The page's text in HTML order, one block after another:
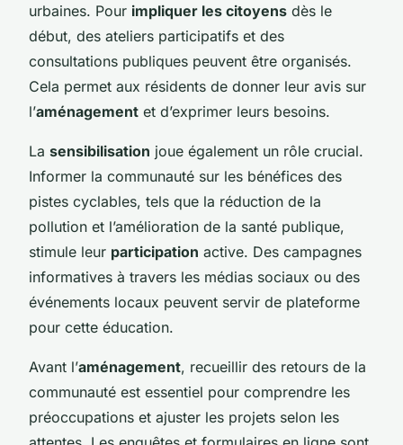
urbaines. Pour impliquer les citoyens dès le
début, des ateliers participatifs et des
consultations publiques peuvent être organisés.
Cela permet aux résidents de donner leur avis sur
l’aménagement et d’exprimer leurs besoins.
La sensibilisation joue également un rôle crucial.
Informer la communauté sur les bénéfices des
pistes cyclables, tels que la réduction de la
pollution et l’amélioration de la santé publique,
stimule leur participation active. Des campagnes
informatives à travers les médias sociaux ou des
événements locaux peuvent servir de plateforme
pour cette éducation.
Avant l’aménagement, recueillir des retours de la
communauté est essentiel pour comprendre les
préoccupations et ajuster les projets selon les